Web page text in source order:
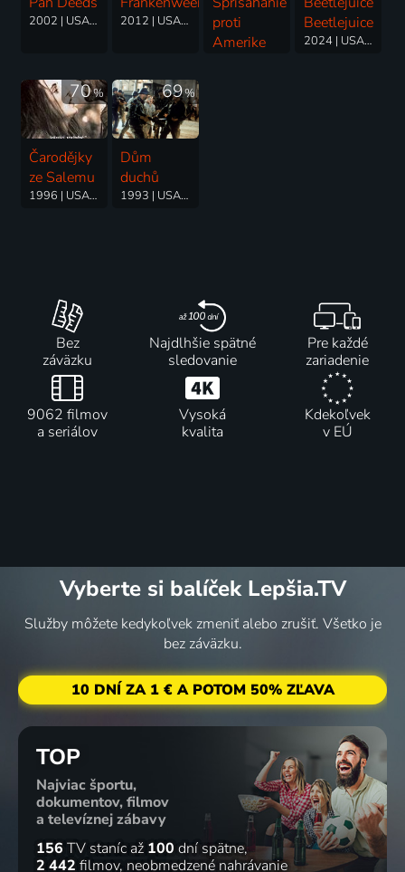
2002 | USA | Komédia, Romantický 2012 | USA | Animovaný, Horor, Komédia, Rodinný, Science Fiction
proti
Amerike
Beetlejuice
2024 | USA | Horor, Fantasy, Komédia
70%
Čarodějky
ze Salemu
1996 | USA | Dráma, Historický
69%
Dům
duchů
1993 | USA, Nemecko, Dánsko, Portugalsko | Dráma, Romantický
Bez
záväzku
Najdlhšie spätné
sledovanie
Pre každé
zariadenie
9062 filmov
a seriálov
Vysoká
kvalita
Kdekoľvek
v EÚ
Vyberte si balíček Lepšia.TV
Služby môžete kedykoľvek zmeniť alebo zrušiť. Všetko je
bez záväzku.
10 DNÍ ZA 1 € A POTOM 50% ZĽAVA
TOP
Najviac športu,
dokumentov, filmov
a televíznej zábavy
156 TV staníc až 100 dní spätne
2 442 filmov neobmedzené nahrávanie